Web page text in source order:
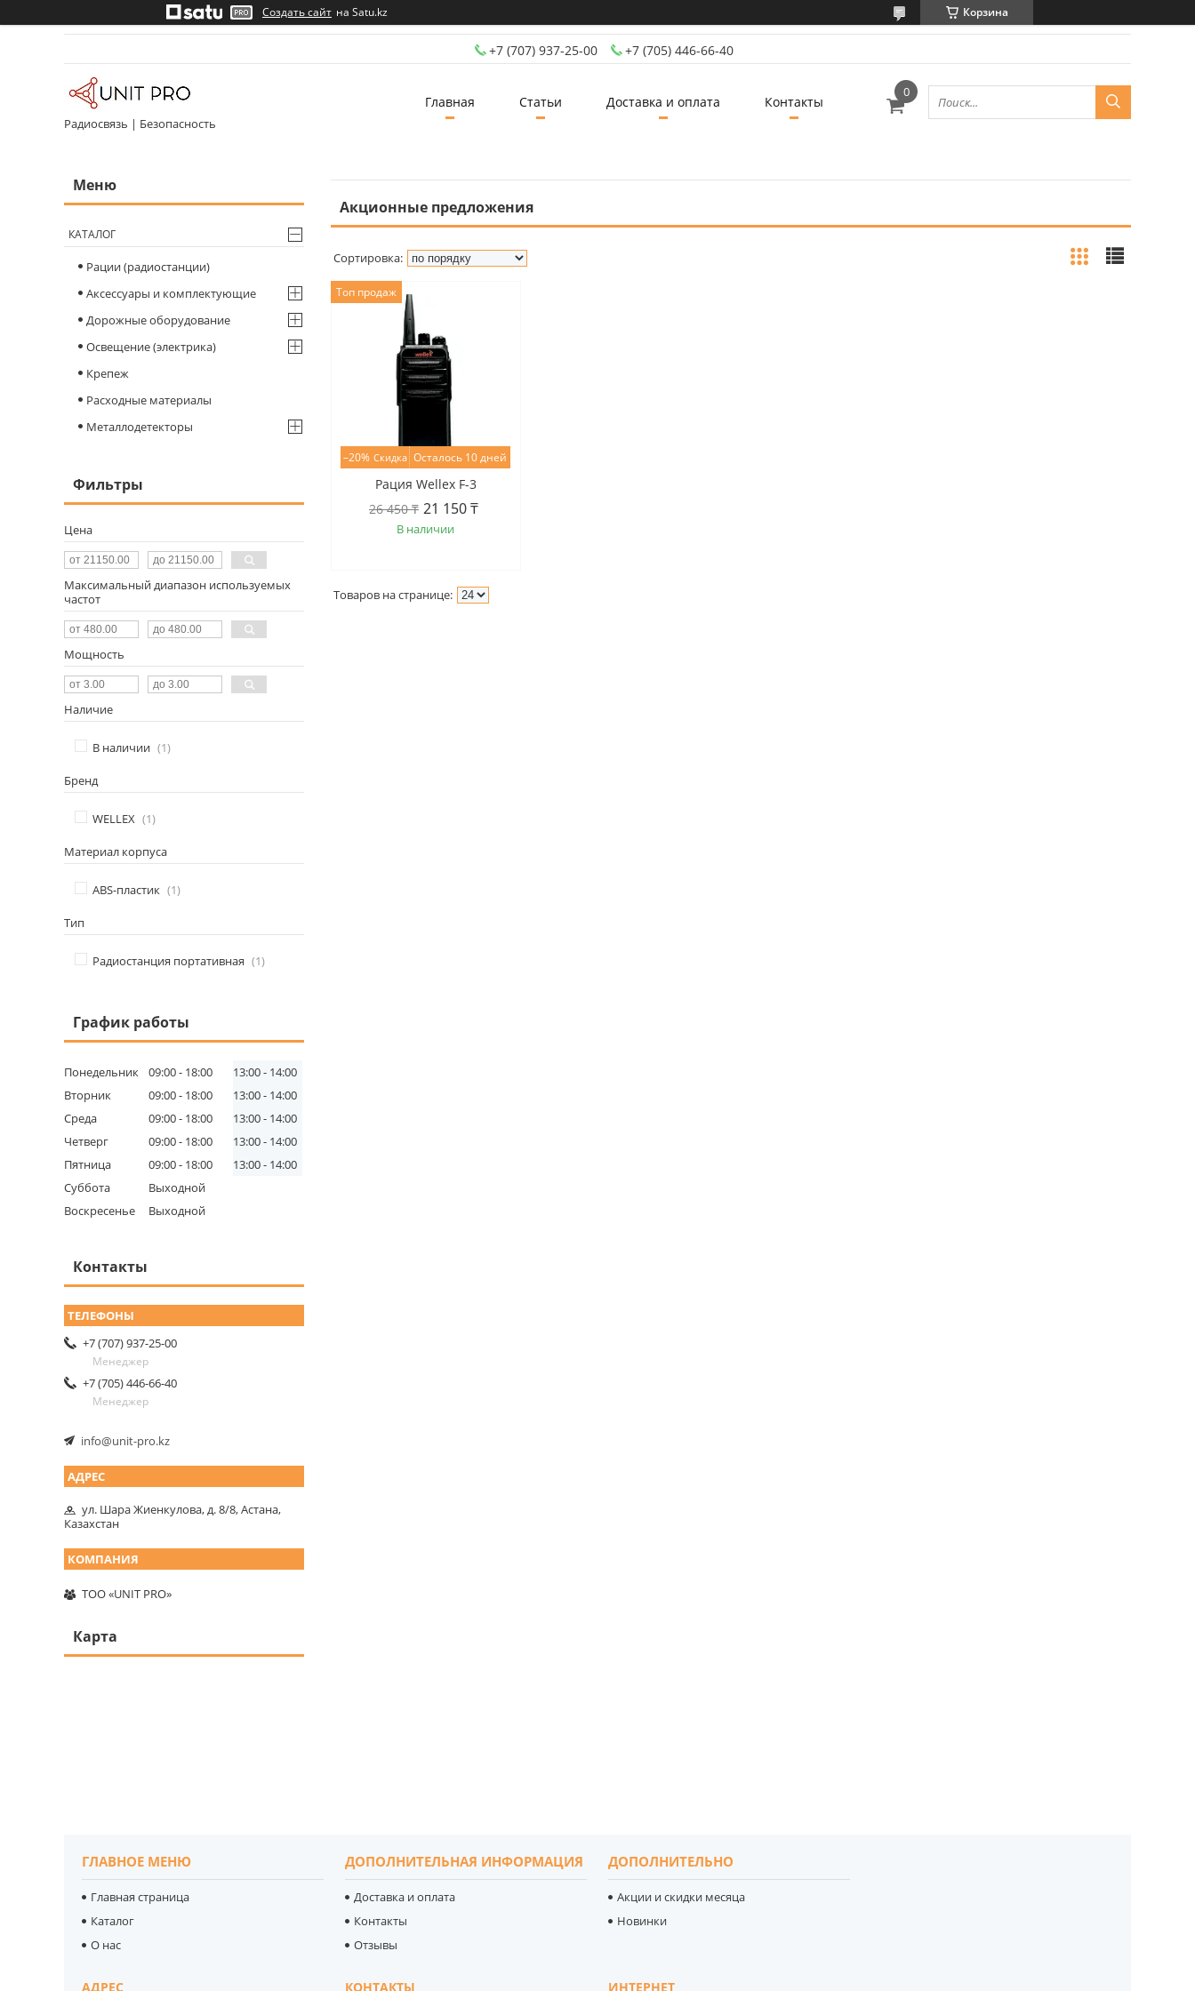
Создать сайт на Satu.kz Корзина
+7 (707) 937-25-00 +7 (705) 446-66-40
Радиосвязь | Безопасность
Главная Статьи Доставка и оплата Контакты
Акционные предложения
Топ продаж
–20% Осталось 10 дней
Рация Wellex F-3
26 450 ₸ 21 150 ₸
В наличии
КАТАЛОГ
Рации (радиостанции)
Аксессуары и комплектующие
Дорожные оборудование
Освещение (электрика)
Крепеж
Расходные материалы
Металлодетекторы
Фильтры
Цена
Максимальный диапазон используемых
частот
Мощность
Наличие
В наличии 1
Бренд
WELLEX 1
Материал корпуса
ABS-пластик 1
Тип
Радиостанция портативная 1
График работы
Понедельник 09:00 18:00 13:00
14:00
Вторник
09:00 18:00 13:00
14:00
Среда
09:00 18:00 13:00
14:00
Четверг
09:00 18:00 13:00
14:00
Пятница
09:00 18:00 13:00
14:00
Суббота
Выходной
Воскресенье
Выходной
Контакты
+7 (707) 937-25-00
Менеджер
+7 (705) 446-66-40
Менеджер
info@unit-pro.kz
ул. Шара Жиенкулова, д. 8/8, Астана,
Казахстан
ТОО «UNIT PRO»
Карта
ГЛАВНОЕ МЕНЮ
Главная страница
Каталог
О нас
ДОПОЛНИТЕЛЬНАЯ ИНФОРМАЦИЯ
Доставка и оплата
Контакты
Отзывы
ДОПОЛНИТЕЛЬНО
Акции и скидки месяца
Новинки